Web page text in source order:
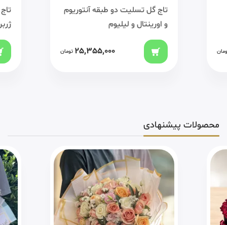
تاج گل تسلیت دو طبقه آنتوریوم
و اورینتال و لیلیوم
25,355,000 تومان
محصولات پیشنهادی